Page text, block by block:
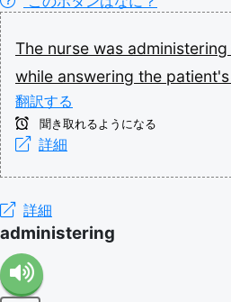
The nurse was administering
while answering the patient's
翻訳する
聞き取れるようになる
詳細
詳細
administering